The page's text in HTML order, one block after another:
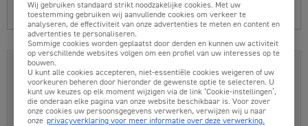
Reisinformatie Boedapest
Vliegtickets Boedapest boek je hier:
Alle vluchten online vergelijken
Laagste totaalprijzen
Professionele Belgische servicedesk
Wij gebruiken standaard strikt noodzakelijke cookies. Met uw
toestemming gebruiken wij aanvullende cookies om verkeer te
analyseren, de effectiviteit van onze advertenties te meten en content en
advertenties te personaliseren.
Sommige cookies worden geplaatst door derden en kunnen uw activiteit
op verschillende websites volgen om een profiel van uw interesses op te
bouwen.
U kunt alle cookies accepteren, niet-essentiële cookies weigeren of uw
voorkeuren beheren door hieronder de gewenste optie te selecteren. U
kunt uw keuzes op elk moment wijzigen via de link ‘Cookie-instellingen’,
die onderaan elke pagina van onze website beschikbaar is. Voor zover
onze cookies uw persoonsgegevens verwerken, verwijzen wij u naar
onze privacyverklaring voor meer informatie over deze verwerking.